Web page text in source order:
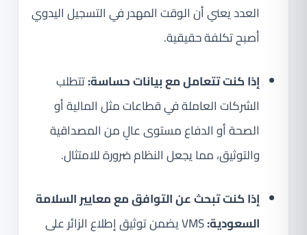
العدد يعني أن الوقت المهدر في التسجيل اليدوي
أصبح تكلفة حقيقية.
إذا كنت تتعامل مع بيانات حساسة:تتطلب
الشركات العاملة في قطاعات مثل المالية أو
الصحة أو الدفاع مستوى عالٍ من المصداقية
والتوثيق، مما يجعل النظام ضرورة للامتثال.
إذا كنت تبحث عن التوافق مع معايير السلامة
السعودية:
VMS يضمن توثيق إطلاع الزائر على